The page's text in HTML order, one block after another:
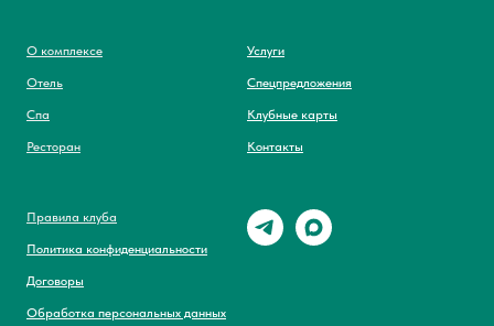
О комплексе
Отель
Спа
Ресторан
Услуги
Спецпредложения
Клубные карты
Контакты
Правила клуба
Политика конфиденциальности
Договоры
Обработка персональных данных